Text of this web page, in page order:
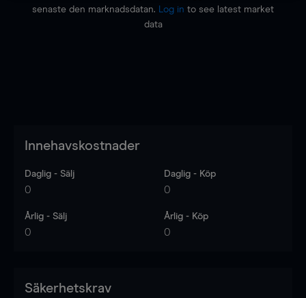
senaste den marknadsdatan.
Log in to see latest market
data
Innehavskostnader
Daglig - Sälj
0
Daglig - Köp
0
Årlig - Sälj
0
Årlig - Köp
0
Säkerhetskrav